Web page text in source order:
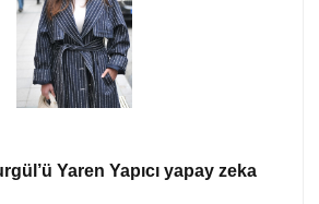
Yaren Yapıcı yapay zeka